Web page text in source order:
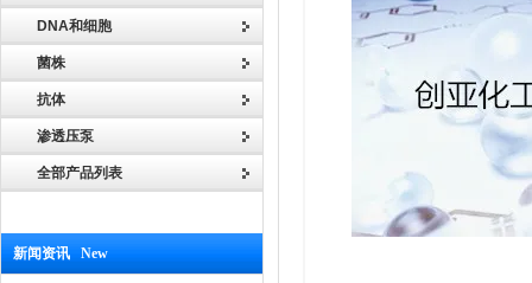
DNA和细胞
菌株
抗体
渗透压泵
全部产品列表
新闻资讯 New